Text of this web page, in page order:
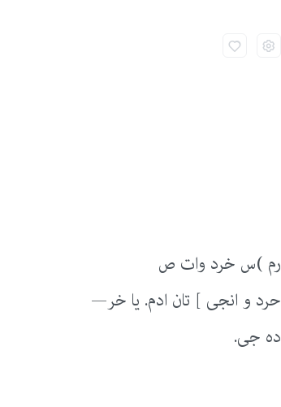
رم )س خرد وات ص
حرد و انجی ] تان ادم. یا خر—
دە جی.